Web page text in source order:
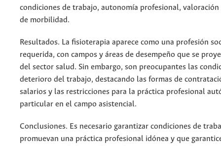
condiciones de trabajo, autonomía profesional,
de morbilidad.
Resultados. La fisioterapia aparece como una profesión
requerida, con campos y áreas de desempeño que se
del sector salud. Sin embargo, son preocupantes las
deterioro del trabajo, destacando las formas de
salarios y las restricciones para la práctica profesional
particular en el campo asistencial.
Conclusiones. Es necesario garantizar condiciones de
promuevan una práctica profesional idónea y que